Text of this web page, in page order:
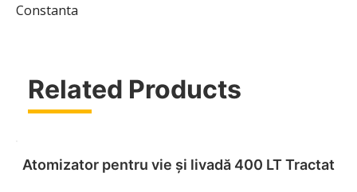
Constanta
Related Products
Atomizator pentru vie și livadă 400 LT Tractat